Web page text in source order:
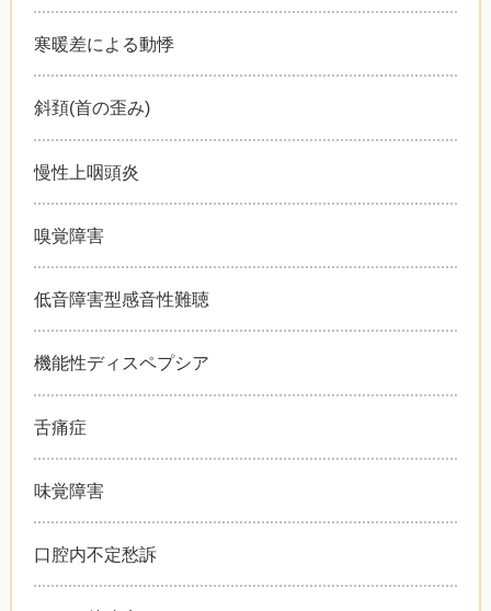
寒暖差による動悸
斜頚(首の歪み)
慢性上咽頭炎
嗅覚障害
低音障害型感音性難聴
機能性ディスペプシア
舌痛症
味覚障害
口腔内不定愁訴